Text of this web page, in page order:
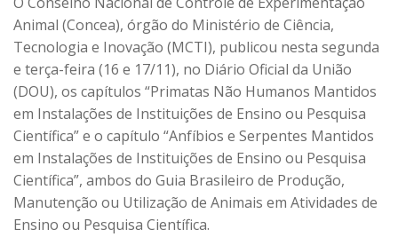
Animal (Concea), órgão do Ministério de Ciência,
Tecnologia e Inovação (MCTI), publicou nesta segunda
e terça-feira (16 e 17/11), no Diário Oficial da União
(DOU), os capítulos “Primatas Não Humanos Mantidos
em Instalações de Instituições de Ensino ou Pesquisa
Científica” e o capítulo “Anfíbios e Serpentes Mantidos
em Instalações de Instituições de Ensino ou Pesquisa
Científica”, ambos do Guia Brasileiro de Produção,
Manutenção ou Utilização de Animais em Atividades de
Ensino ou Pesquisa Científica.